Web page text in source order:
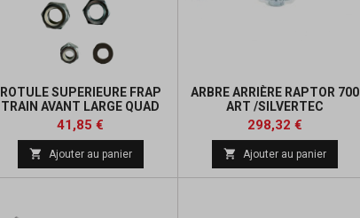
ROTULE SUPERIEURE FRAP
TRAIN AVANT LARGE QUAD
YAMAHA
Prix
41,85 €
base
 Ajouter au panier
ARBRE ARRIÈRE RAPTOR 700
ART /SILVERTEC
Prix
298,32 €Prix
de
base
 Ajouter au panier